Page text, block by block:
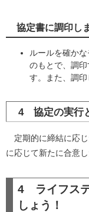
協定書に調印し
ルールを確か
のもとで、調
す。また、調印
4 協定の実行
定期的に締結に応
に応じて新たに合意
4 ライフステ
しょう！